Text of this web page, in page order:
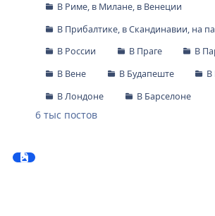
В Риме, в Милане, в Венеции
В Прибалтике, в Скандинавии, на
В России
В Праге
В
В Вене
В Будапеште
В
В Лондоне
В Барселоне
6 тыс постов